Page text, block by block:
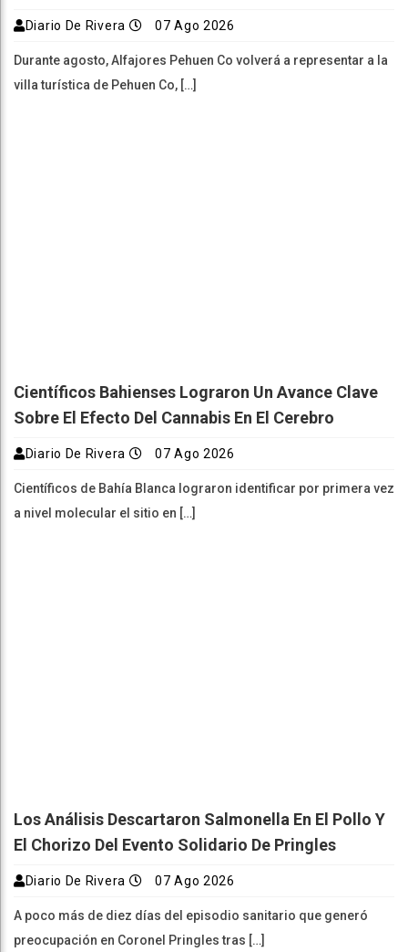
Diario De Rivera 07 Ago 2026
Durante agosto, Alfajores Pehuen Co volverá a representar a la
villa turística de Pehuen Co, […]
Científicos Bahienses Lograron Un Avance Clave
Sobre El Efecto Del Cannabis En El Cerebro
Diario De Rivera 07 Ago 2026
Científicos de Bahía Blanca lograron identificar por primera vez
a nivel molecular el sitio en […]
Los Análisis Descartaron Salmonella En El Pollo Y
El Chorizo Del Evento Solidario De Pringles
Diario De Rivera 07 Ago 2026
A poco más de diez días del episodio sanitario que generó
preocupación en Coronel Pringles tras […]